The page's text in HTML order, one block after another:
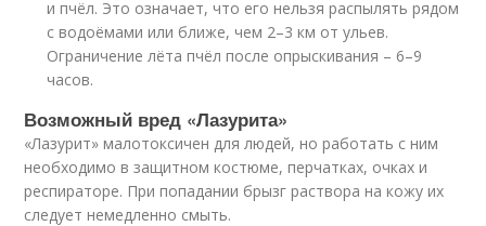
и пчёл. Это означает, что его нельзя распылять рядом
с водоёмами или ближе, чем 2–3 км от ульев.
Ограничение лёта пчёл после опрыскивания – 6–9
часов.
Возможный вред «Лазурита»
«Лазурит» малотоксичен для людей, но работать с ним
необходимо в защитном костюме, перчатках, очках и
респираторе. При попадании брызг раствора на кожу их
следует немедленно смыть.